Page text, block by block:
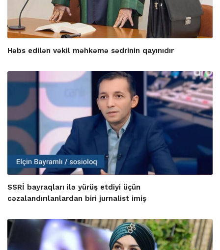
Həbs edilən vəkil məhkəmə sədrinin qayınıdır
SSRİ bayraqları ilə yürüş etdiyi üçün
cəzalandırılanlardan biri jurnalist imiş